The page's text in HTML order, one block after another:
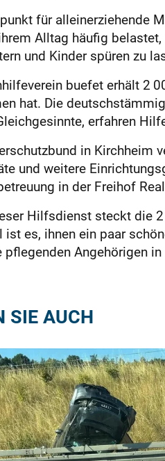
für alleinerziehende
Alltag häufig
und Kinder spüren zu
buefet erhält 2
hat. Die
erfahren
in Kirchheim
und weitere
in der Freihof
Hilfsdienst steckt die
ist es, ihnen ein paar
pflegenden Angehörigen
SIE AUCH